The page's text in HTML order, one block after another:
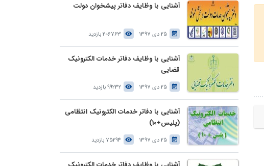
آشنایی با وظایف دفاتر پیشخوان دولت
25 دی 1397 206763 بازدید
آشنایی با وظایف دفاتر خدمات الکترونیک
قضایی
25 دی 1397 99232 بازدید
آشنایی با دفاتر خدمات الکترونیک انتظامی
(پلیس+10)
25 دی 1397 75294 بازدید